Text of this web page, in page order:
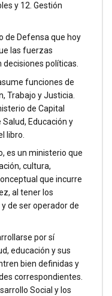
y 12. Gestión
de Defensa que hoy
las fuerzas
políticas.
funciones de
Trabajo y Justicia.
de Capital
Educación y
libro.
es un ministerio que
cultura,
que incurre
al tener los
de ser operador de
por sí
educación y sus
bien definidas y
correspondientes.
Social y los